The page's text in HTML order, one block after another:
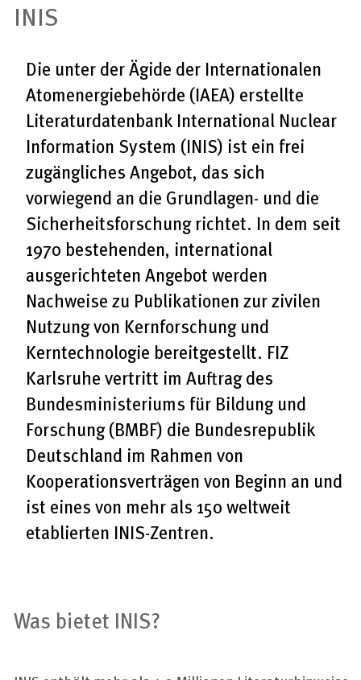
INIS
Die unter der Ägide der Internationalen
Atomenergiebehörde (IAEA) erstellte
Literaturdatenbank International Nuclear
Information System (INIS) ist ein frei
zugängliches Angebot, das sich
vorwiegend an die Grundlagen- und die
Sicherheitsforschung richtet. In dem seit
1970 bestehenden, international
ausgerichteten Angebot werden
Nachweise zu Publikationen zur zivilen
Nutzung von Kernforschung und
Kerntechnologie bereitgestellt. FIZ
Karlsruhe vertritt im Auftrag des
Bundesministeriums für Bildung und
Forschung (BMBF) die Bundesrepublik
Deutschland im Rahmen von
Kooperationsverträgen von Beginn an und
ist eines von mehr als 150 weltweit
etablierten INIS-Zentren.
Was bietet INIS?